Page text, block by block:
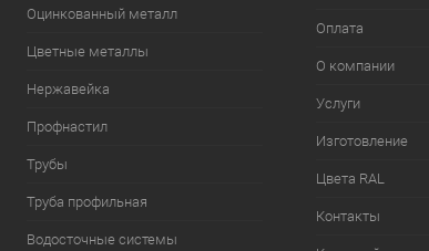
Оцинкованный металл
Цветные металлы
Нержавейка
Профнастил
Трубы
Труба профильная
Водосточные системы
Оплата
О компании
Услуги
Изготовление
Цвета RAL
Контакты